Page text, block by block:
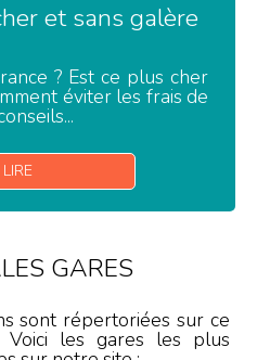
et sans galère
? Est ce plus cher
éviter les frais de
LIRE
GARES
sont répertoriées sur ce
Voici les gares les plus